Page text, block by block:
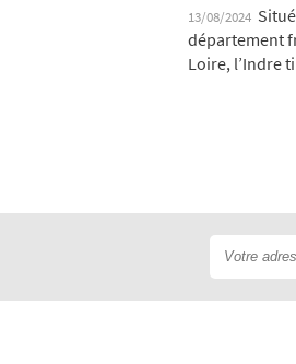
13/08/2024
département
Loire, l’Indre